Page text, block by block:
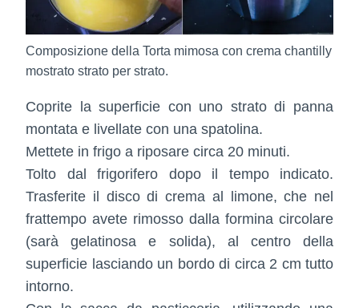
Composizione della Torta mimosa con crema chantilly
mostrato strato per strato.
Coprite la superficie con uno strato di panna
montata e livellate con una spatolina.
Mettete in frigo a riposare circa 20 minuti.
Tolto dal frigorifero dopo il tempo indicato.
Trasferite il disco di crema al limone, che nel
frattempo avete rimosso dalla formina circolare
(sarà gelatinosa e solida), al centro della
superficie lasciando un bordo di circa 2 cm tutto
intorno.